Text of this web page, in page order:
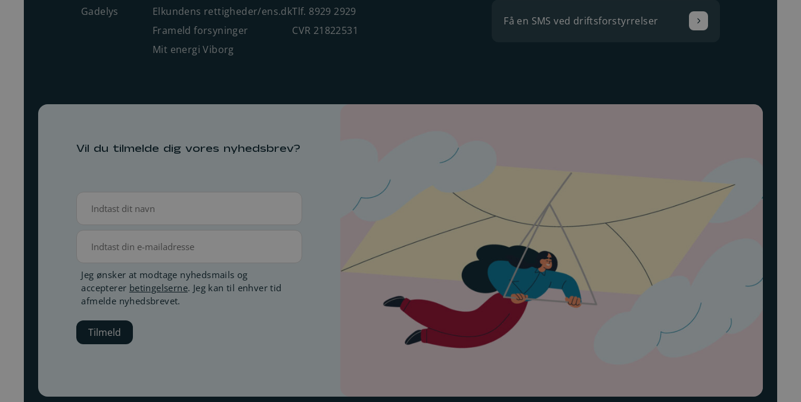
Gadelys
Elkundens rettigheder/ens.dk
Frameld forsyninger
Mit energi Viborg
Tlf. 8929 2929
CVR 21822531
Få en SMS ved driftsforstyrrelser
Vil du tilmelde dig vores nyhedsbrev?
(Påkrævet)
mail
Betingelser
(Påkrævet)
Jeg ønsker at modtage nyhedsmails og
accepterer betingelserne. Jeg kan til enhver tid
afmelde nyhedsbrevet.